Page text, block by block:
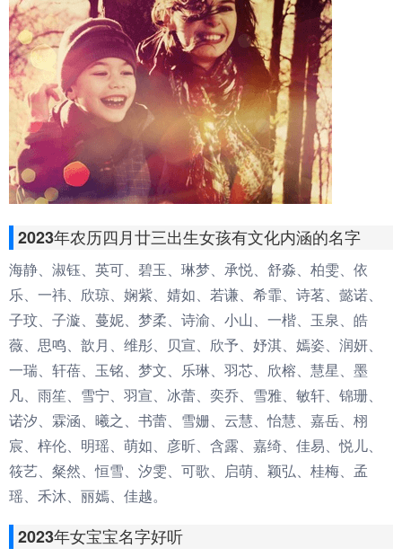
2023年农历四月廿三出生女孩有文化内涵的名字
海静、淑钰、英可、碧玉、琳梦、承悦、舒淼、柏雯、依
乐、一祎、欣琼、娴紫、婧如、若谦、希霏、诗茗、懿诺、
子玟、子漩、蔓妮、梦柔、诗渝、小山、一楷、玉泉、皓
薇、思鸣、歆月、维彤、贝宣、欣予、妤淇、嫣姿、润妍、
一瑞、轩蓓、玉铭、梦文、乐琳、羽芯、欣榕、慧星、墨
凡、雨笙、雪宁、羽宣、冰蕾、奕乔、雪雅、敏轩、锦珊、
诺汐、霖涵、曦之、书蕾、雪姗、云慧、怡慧、嘉岳、栩
宸、梓伦、明瑶、萌如、彦昕、含露、嘉绮、佳易、悦儿、
筱艺、粲然、恒雪、汐雯、可歌、启萌、颖弘、桂梅、孟
瑶、禾沐、丽嫣、佳越。
2023年女宝宝名字好听